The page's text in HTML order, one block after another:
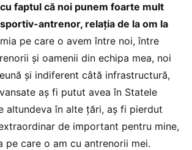
faptul că noi punem foarte mult
antrenor, relația de la om la
pe care o avem între noi, între
și oamenii din echipa mea, noi
și indiferent câtă infrastructură,
aș fi putut avea în Statele
altundeva în alte țări, aș fi pierdut
de important pentru mine,
pe care o am cu antrenorii mei.